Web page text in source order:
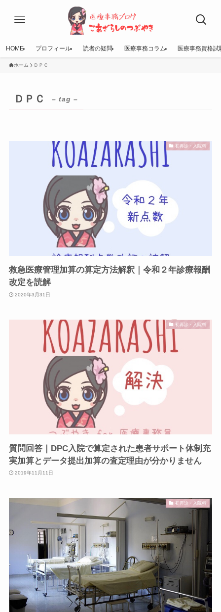
HOME プロフィール 読者の疑問 医療事務コラム 医療事務資格試
ホーム ＤＰＣ
ＤＰＣ – tag –
初再診・入院料
救急医療管理加算の算定方法解釈｜令和２年診療報酬
改定を読解
2020年3月31日
初再診・入院料
質問回答｜DPC入院で算定された患者サポート体制充
実加算とデータ提出加算の査定理由が分かりません
2019年11月11日
初再診・入院料